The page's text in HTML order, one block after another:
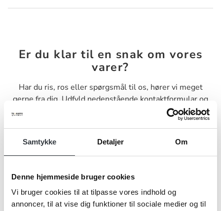
Samtykke Detaljer Om
Denne hjemmeside bruger cookies
Vi bruger cookies til at tilpasse vores indhold og
annoncer, til at vise dig funktioner til sociale medier og til
Er du klar til en snak om vores
varer?
Har du ris, ros eller spørgsmål til os, hører vi meget
gerne fra dig. Udfyld nedenstående kontaktformular og
send den til os, så vender vi tilbage til dig hurtigst muligt.
Navn*